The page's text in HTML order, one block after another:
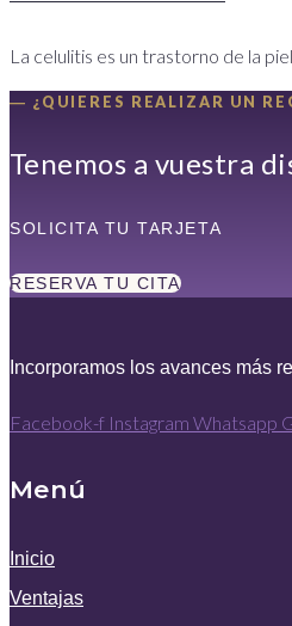
La celulitis es un trastorno de la piel
― ¿QUIERES REALIZAR UN
Tenemos a vuestra
SOLICITA TU TARJETA
RESERVA TU CITA
Incorporamos los avances más
Facebook-f Instagram Whatsapp
Menú
Inicio
Ventajas